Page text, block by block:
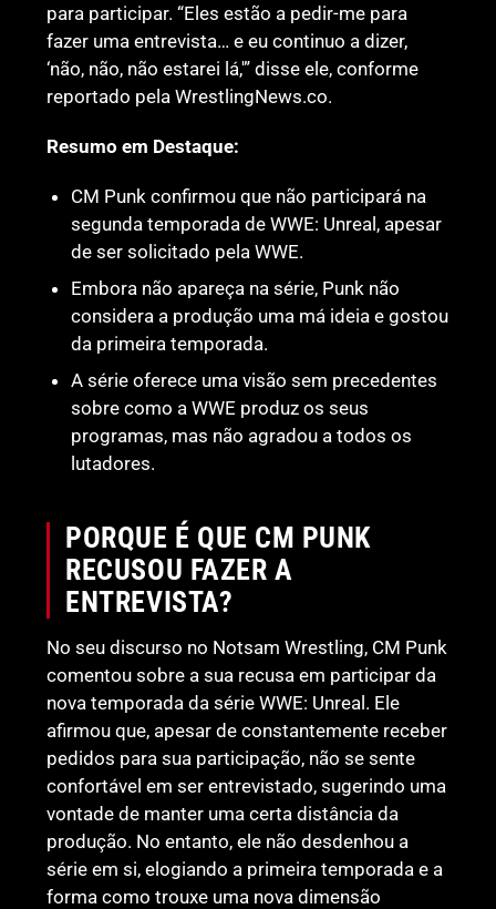
para participar. “Eles estão a pedir-me para
fazer uma entrevista… e eu continuo a dizer,
‘não, não, não estarei lá,'” disse ele, conforme
reportado pela WrestlingNews.co.
Resumo em Destaque:
CM Punk confirmou que não participará na
segunda temporada de WWE: Unreal, apesar
de ser solicitado pela WWE.
Embora não apareça na série, Punk não
considera a produção uma má ideia e gostou
da primeira temporada.
A série oferece uma visão sem precedentes
sobre como a WWE produz os seus
programas, mas não agradou a todos os
lutadores.
PORQUE É QUE CM PUNK
RECUSOU FAZER A
ENTREVISTA?
No seu discurso no Notsam Wrestling, CM Punk
comentou sobre a sua recusa em participar da
nova temporada da série WWE: Unreal. Ele
afirmou que, apesar de constantemente receber
pedidos para sua participação, não se sente
confortável em ser entrevistado, sugerindo uma
vontade de manter uma certa distância da
produção. No entanto, ele não desdenhou a
série em si, elogiando a primeira temporada e a
forma como trouxe uma nova dimensão